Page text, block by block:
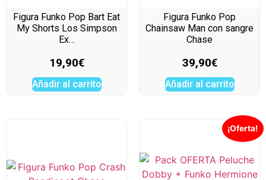
Figura Funko Pop Bart Eat
My Shorts Los Simpson
Ex…
19,90€
Añadir al carrito
Figura Funko Pop
Chainsaw Man con sangre
Chase
39,90€
Añadir al carrito
¡Oferta!